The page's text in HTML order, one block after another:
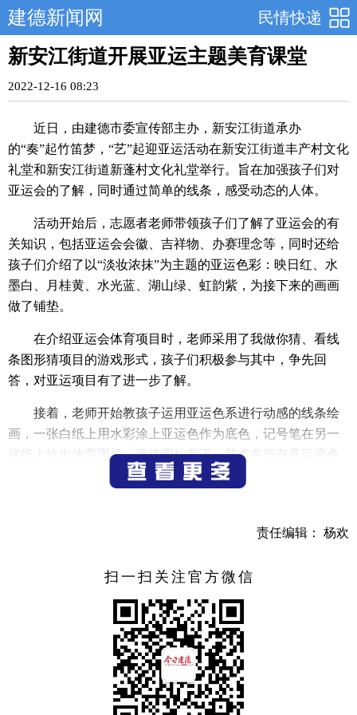
民情快递
建德新闻网
新安江街道开展亚运主题美育课堂
2022-12-16 08:23
近日，由建德市委宣传部主办，新安江街道承办
的“奏”起竹笛梦，“艺”起迎亚运活动在新安江街道丰产村文化
礼堂和新安江街道新蓬村文化礼堂举行。旨在加强孩子们对
亚运会的了解，同时通过简单的线条，感受动态的人体。
活动开始后，志愿者老师带领孩子们了解了亚运会的有
关知识，包括亚运会会徽、吉祥物、办赛理念等，同时还给
孩子们介绍了以“淡妆浓抹”为主题的亚运色彩：映日红、水
墨白、月桂黄、水光蓝、湖山绿、虹韵紫，为接下来的画画
做了铺垫。
在介绍亚运会体育项目时，老师采用了我做你猜、看线
条图形猜项目的游戏形式，孩子们积极参与其中，争先回
答，对亚运项目有了进一步了解。
接着，老师开始教孩子运用亚运色系进行动感的线条绘
画，一张白纸上用水彩涂上亚运色作为底色，记号笔在另一
张纸上绘出体育图标，再将图标剪下，装点在画有亚运底色
的纸上，最后加上钱塘江的浪花做背景。一幅幅动感、栩栩
参加活动的孩子们表示这次的绘画活动既轻松又有趣，
（通讯员 谢婷）
责任编辑： 杨欢
扫一扫关注官方微信